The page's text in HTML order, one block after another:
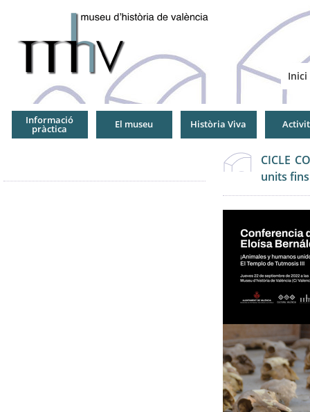
Inici
Informació
pràctica El museu Història Viva
CICLE
units